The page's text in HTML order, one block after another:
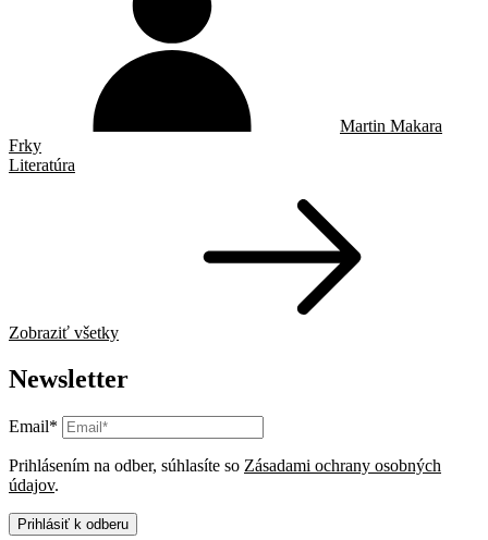
Martin Makara
Frky
Literatúra
Zobraziť všetky
Newsletter
Email*
Prihlásením na odber, súhlasíte so Zásadami ochrany osobných
údajov.
Prihlásiť k odberu